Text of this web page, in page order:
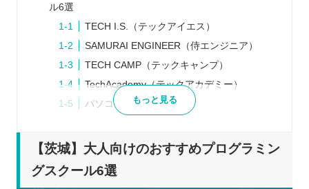
ル6選
TECH I.S.（テックアイエス）
SAMURAI ENGINEER（侍エンジニア）
TECH CAMP（テックキャンプ）
TechAcademy（テックアカデミー）
パソコンスクールISA
プログラミングスクールを検討するときの5つのポ
もっと見る
【茨城】大人向けのおすすめプログラミン
グスクール6選